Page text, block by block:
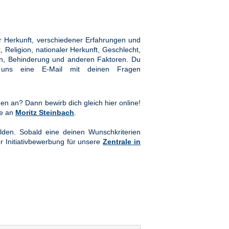
verschiedener Erfahrungen und
nationaler Herkunft, Geschlecht,
Behinderung und anderen Faktoren. Du
eine E-Mail mit deinen Fragen
an? Dann bewirb dich gleich hier online!
an Moritz Steinbach
Sobald eine deinen Wunschkriterien
Initiativbewerbung für unsereZentrale in